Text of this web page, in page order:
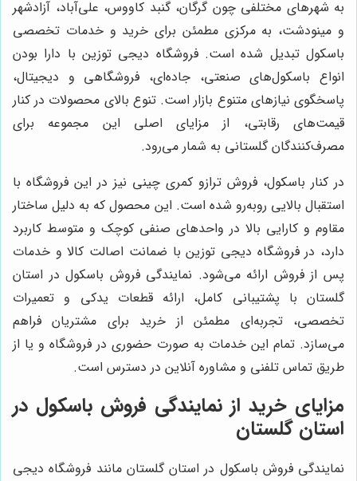
به شهرهای مختلفی چون گرگان، گنبد کاووس، علی‌آباد، آزادشهر
و مینودشت، به مرکزی مطمئن برای خرید و خدمات تخصصی
باسکول تبدیل شده است. فروشگاه دیجی توزین با دارا بودن
انواع باسکول‌های صنعتی، جاده‌ای، فروشگاهی و دیجیتال،
پاسخگوی نیازهای متنوع بازار است. تنوع بالای محصولات در کنار
قیمت‌های رقابتی، از مزایای اصلی این مجموعه برای
مصرف‌کنندگان گلستانی به شمار می‌رود.
در کنار باسکول، فروش ترازو کمری چینی نیز در این فروشگاه با
استقبال بالایی روبه‌رو شده است. این محصول که به دلیل ساختار
مقاوم و کارایی بالا در واحدهای صنفی کوچک و متوسط کاربرد
دارد، در فروشگاه دیجی توزین با ضمانت اصالت کالا و خدمات
پس از فروش ارائه می‌شود. نمایندگی فروش باسکول در استان
گلستان با پشتیبانی کامل، ارائه قطعات یدکی و تعمیرات
تخصصی، تجربه‌ای مطمئن از خرید برای مشتریان فراهم
می‌سازد. تمام این خدمات به صورت حضوری در فروشگاه و یا از
طریق تماس تلفنی و مشاوره آنلاین در دسترس است.
مزایای خرید از نمایندگی فروش باسکول در
استان گلستان
نمایندگی فروش باسکول در استان گلستان مانند فروشگاه دیجی